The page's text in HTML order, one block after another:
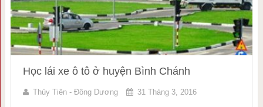
Học lái xe ô tô ở huyện Bình Chánh
Thủy Tiên - Đông Dương 31 Tháng 3, 2016